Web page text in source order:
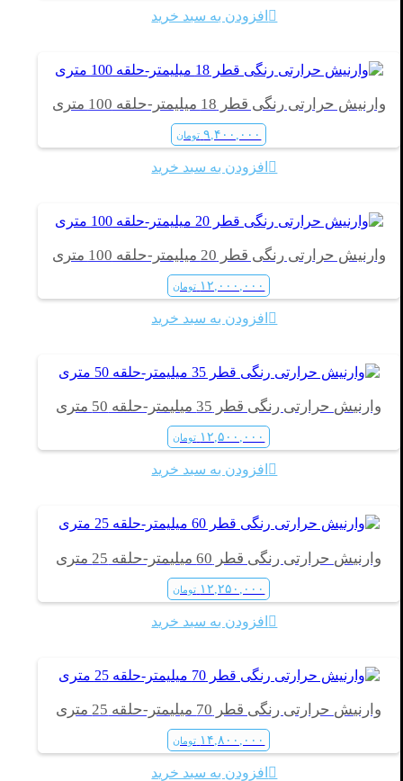
افزودن به سبد خرید
وارنیش حرارتی رنگی قطر 18 میلیمتر-حلقه 100 متری
۹,۴۰۰,۰۰۰ تومان
افزودن به سبد خرید
وارنیش حرارتی رنگی قطر 20 میلیمتر-حلقه 100 متری
۱۲,۰۰۰,۰۰۰ تومان
افزودن به سبد خرید
وارنیش حرارتی رنگی قطر 35 میلیمتر-حلقه 50 متری
۱۲,۵۰۰,۰۰۰ تومان
افزودن به سبد خرید
وارنیش حرارتی رنگی قطر 60 میلیمتر-حلقه 25 متری
۱۲,۲۵۰,۰۰۰ تومان
افزودن به سبد خرید
وارنیش حرارتی رنگی قطر 70 میلیمتر-حلقه 25 متری
۱۴,۸۰۰,۰۰۰ تومان
افزودن به سبد خرید